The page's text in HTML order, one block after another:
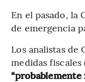
En el pasado, la
de emergencia
Los analistas de
medidas fiscales
“probablemente